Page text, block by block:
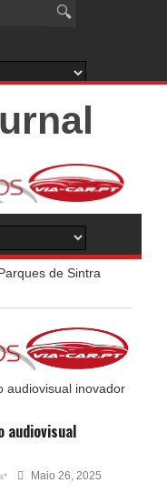
de Sintra
audiovisual
Maio 26, 2025